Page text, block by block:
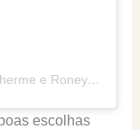
Uma publicação compartilhada por Guilherme e Roney (@senhortanquinho)
escolhas